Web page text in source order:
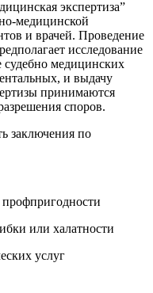
экспертиза”
медицинской
и врачей. Проведение
исследование
медицинских
и выдачу
принимаются
споров.
заключения по
профпригодности
или халатности
услуг